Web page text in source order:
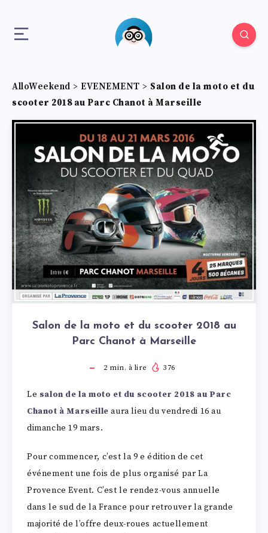
AlloWeekend > EVENEMENT > Salon de la moto et du
scooter 2018 au Parc Chanot à Marseille
Salon de la moto et du scooter 2018 au
Parc Chanot à Marseille
2 min. à lire 376
Le salon de la moto et du scooter 2018 au Parc
Chanot à Marseille aura lieu du vendredi 16 au
dimanche 19 mars.
Pour commencer, c’est la 9 e édition de cet
événement une fois de plus organisé par La
Provence Event. C’est le rendez-vous annuelle
dans le sud de la France pour retrouver la grande
majorité de l’offre deux-roues actuellement